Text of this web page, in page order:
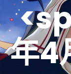
年4